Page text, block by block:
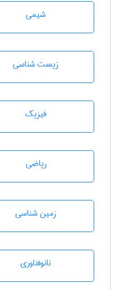
شيمی
زيست شناسی
فیزیک
رياضی
زمين شناسی
نانوفناوری